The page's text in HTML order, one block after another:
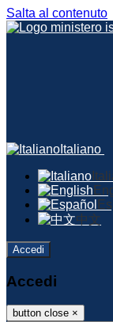
Salta al contenuto
Italiano
中文
Accedi
Accedi
button close ×